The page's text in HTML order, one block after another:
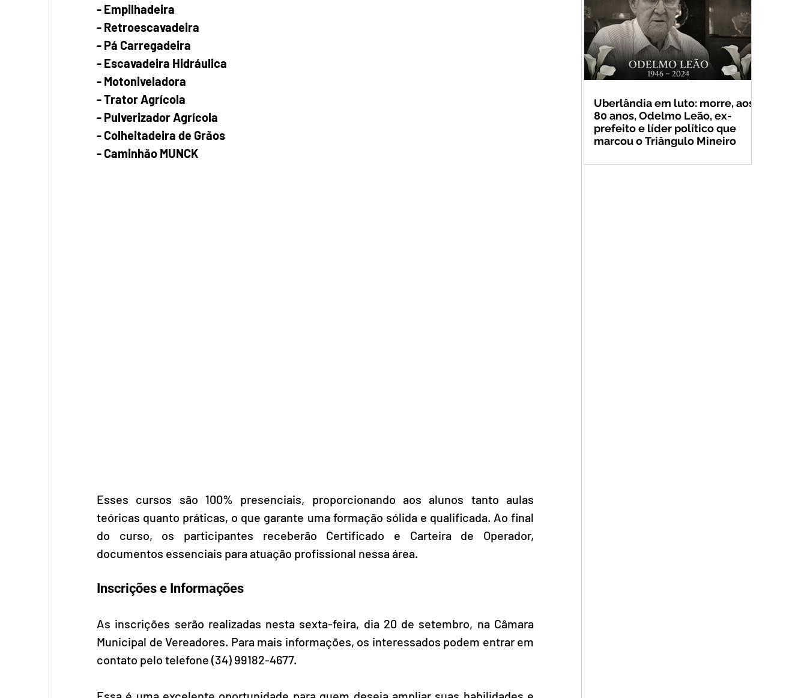
- Empilhadeira
- Retroescavadeira
- Pá Carregadeira
- Escavadeira Hidráulica
- Motoniveladora
- Trator Agrícola
- Pulverizador Agrícola
- Colheitadeira de Grãos
- Caminhão MUNCK
Esses cursos são 100% presenciais, proporcionando aos alunos tanto aulas
teóricas quanto práticas, o que garante uma formação sólida e qualificada. Ao final
do curso, os participantes receberão Certificado e Carteira de Operador,
documentos essenciais para atuação profissional nessa área.
Inscrições e Informações
As inscrições serão realizadas nesta sexta-feira, dia 20 de setembro, na Câmara
Municipal de Vereadores. Para mais informações, os interessados podem entrar em
contato pelo telefone (34) 99182-4677.
Uberlândia em luto: morre, aos
80 anos, Odelmo Leão, ex-
prefeito e líder político que
marcou o Triângulo Mineiro